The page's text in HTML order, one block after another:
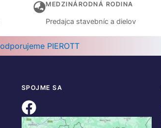
MEDZINÁRODNÁ RODINA
Predajca stavebníc a dielov
SPOJME SA